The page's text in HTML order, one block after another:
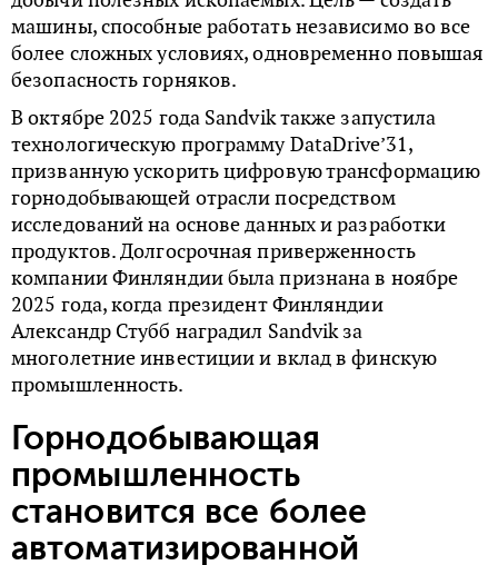
машины, способные работать независимо во все
более сложных условиях, одновременно повышая
безопасность горняков.
В октябре 2025 года Sandvik также запустила
технологическую программу DataDrive’31,
призванную ускорить цифровую трансформацию
горнодобывающей отрасли посредством
исследований на основе данных и разработки
продуктов. Долгосрочная приверженность
компании Финляндии была признана в ноябре
2025 года, когда президент Финляндии
Александр Стубб наградил Sandvik за
многолетние инвестиции и вклад в финскую
промышленность.
Горнодобывающая
промышленность
становится все более
автоматизированной